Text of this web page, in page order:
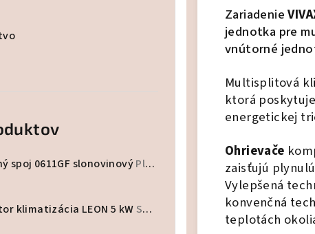
spoj 0611GF slonovinovýPlastový program
klimatizácia LEON 5 kWSet vonkajšia a vnútorná jednotka
Zariadenie
jednotka pre
vnútorné
Multisplitová
ktorá
energetickej
Ohrievače
zaisťujú
Vylepšená
konvenčná
teplotách